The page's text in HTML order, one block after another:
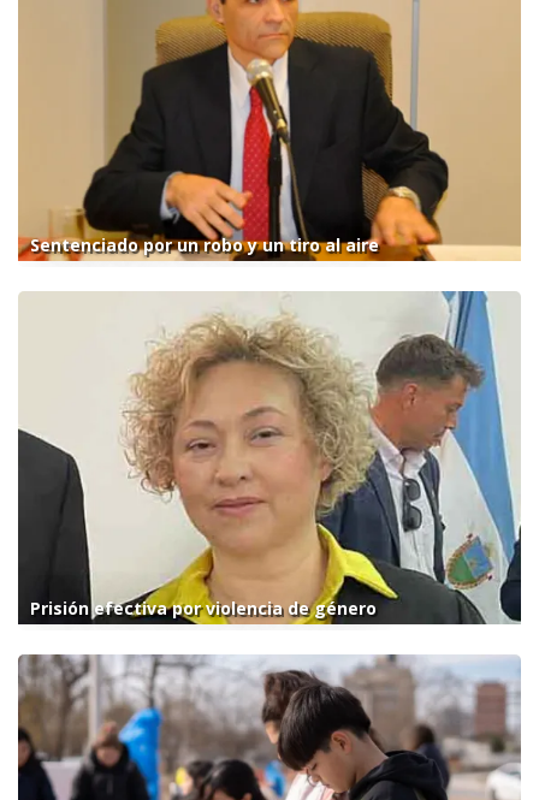
Sentenciado por un robo y un tiro al aire
Prisión efectiva por violencia de género